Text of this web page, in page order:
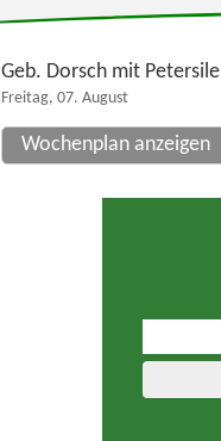
Geb. Dorsch mit
Freitag, 07. August
Wochenplan anzeigen